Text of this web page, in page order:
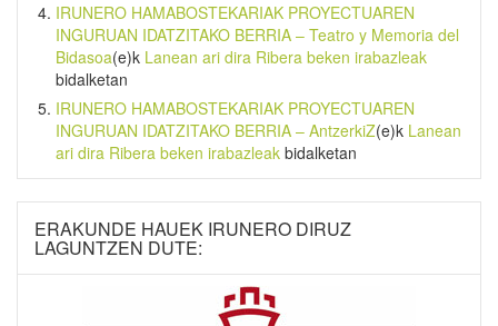
IRUNERO HAMABOSTEKARIAK PROYECTUAREN
INGURUAN IDATZITAKO BERRIA – Teatro y Memoria del
Bidasoa(e)k Lanean ari dira Ribera beken irabazleak
bidalketan
IRUNERO HAMABOSTEKARIAK PROYECTUAREN
INGURUAN IDATZITAKO BERRIA – AntzerkiZ(e)k Lanean
ari dira Ribera beken irabazleak bidalketan
ERAKUNDE HAUEK IRUNERO DIRUZ
LAGUNTZEN DUTE: